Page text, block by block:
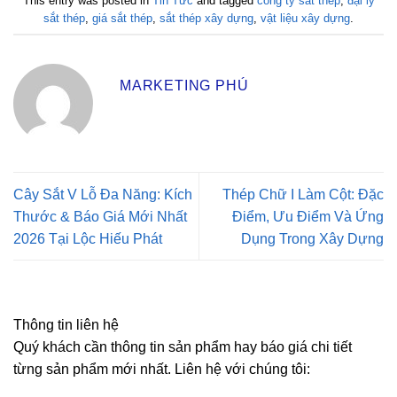
sắt thép giá sắt thép sắt thép xây dựng vật liệu xây dựng
MARKETING PHÚ
Cây Sắt V Lỗ Đa Năng: Kích
Thước & Báo Giá Mới Nhất
2026 Tại Lộc Hiếu Phát
Thép Chữ I Làm Cột: Đặc
Điểm, Ưu Điểm Và Ứng
Dụng Trong Xây Dựng
Thông tin liên hệ
Quý khách cần thông tin sản phẩm hay báo giá chi tiết
từng sản phẩm mới nhất. Liên hệ với chúng tôi: